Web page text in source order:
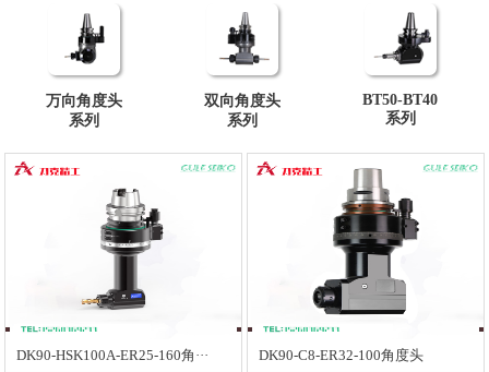
万向角度头
系列
双向角度头
系列
BT50-BT40
系列
DK90-HSK100A-ER25-160角··· DK90-C8-ER32-100角度头